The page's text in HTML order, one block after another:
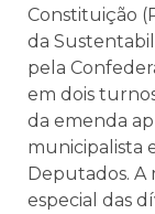
Constituição
da
pela
em dois
da emenda
municipalista
Deputados. A
especial das